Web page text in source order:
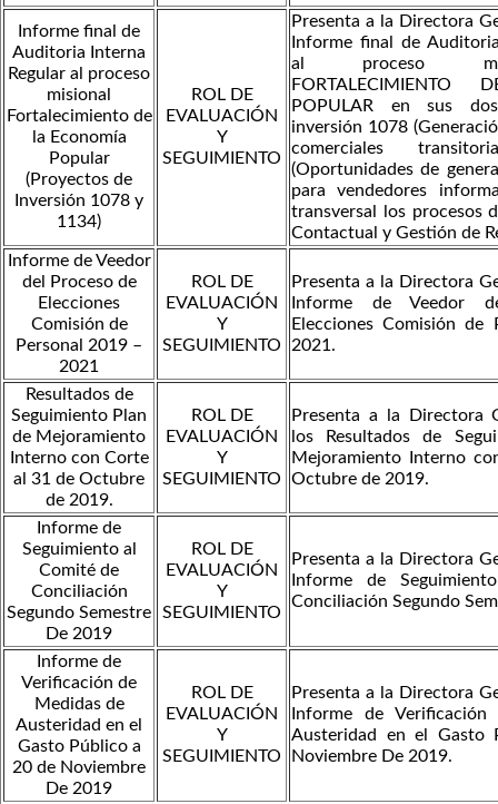
Informe final de
Auditoria Interna
Regular al proceso
misional
Fortalecimiento de
la Economía
Popular
(Proyectos de
Inversión 1078 y
1134)
ROL DE
EVALUACIÓN
Y
SEGUIMIENTO
Presenta a la Directora
Informe final de
al proceso
FORTALECIMIENTO
POPULAR en sus
inversión 1078
comerciales
(Oportunidades de
para vendedores
transversal los procesos
Contactual y Gestión de
Informe de Veedor
del Proceso de
Elecciones
Comisión de
Personal 2019 –
2021
ROL DE
EVALUACIÓN
Y
SEGUIMIENTO
Presenta a la Directora
Informe de Veedor
Elecciones Comisión de
2021.
Resultados de
Seguimiento Plan
de Mejoramiento
Interno con Corte
al 31 de Octubre
de 2019.
ROL DE
EVALUACIÓN
Y
SEGUIMIENTO
Presenta a la Directora
los Resultados de
Mejoramiento Interno
Octubre de 2019.
Informe de
Seguimiento al
Comité de
Conciliación
Segundo Semestre
De 2019
ROL DE
EVALUACIÓN
Y
SEGUIMIENTO
Presenta a la Directora
Informe de
Conciliación Segundo
Informe de
Verificación de
Medidas de
Austeridad en el
Gasto Público a
20 de Noviembre
De 2019
ROL DE
EVALUACIÓN
Y
SEGUIMIENTO
Presenta a la Directora
Informe de
Austeridad en el Gasto
Noviembre De 2019.